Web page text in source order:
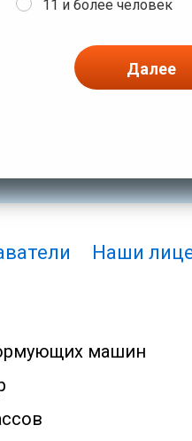
11 и более человек
Далее
Наши
машин